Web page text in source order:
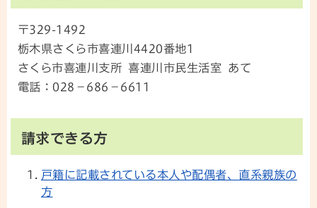
〒329-1492
栃木県さくら市喜連川4420番地1
さくら市喜連川支所 喜連川市民生活室 あて
電話：028－686－6611
請求できる方
戸籍に記載されている本人や配偶者、直系親族の
方